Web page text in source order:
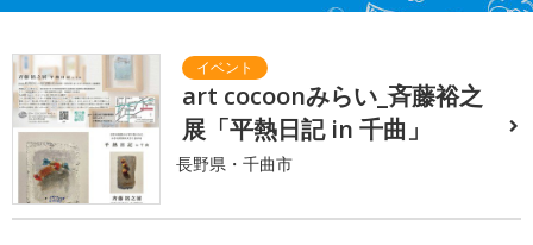
art cocoonみらい_斉藤裕之
展「平熱日記 in 千曲」
長野県・千曲市